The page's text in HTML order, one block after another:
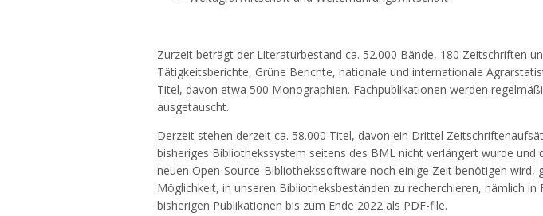
Zurzeit beträgt der Literaturbestand ca. 52.000 Bände, 180 Zeitschriften
Tätigkeitsberichte, Grüne Berichte, nationale und internationale
Titel, davon etwa 500 Monographien. Fachpublikationen werden
ausgetauscht.
Derzeit stehen derzeit ca. 58.000 Titel, davon ein Drittel
bisheriges Bibliothekssystem seitens des BML nicht verlängert wurde und
neuen Open-Source-Bibliothekssoftware noch einige Zeit benötigen wird,
Möglichkeit, in unseren Bibliotheksbeständen zu recherchieren, nämlich
bisherigen Publikationen bis zum Ende 2022 als PDF-file.